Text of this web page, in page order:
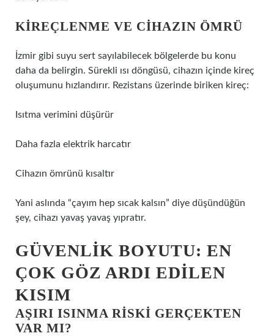
KIREÇLENME VE CIHAZIN ÖMRÜ
İzmir gibi suyu sert sayılabilecek bölgelerde bu konu
daha da belirgin. Sürekli ısı döngüsü, cihazın içinde kireç
oluşumunu hızlandırır. Rezistans üzerinde biriken kireç:
Isıtma verimini düşürür
Daha fazla elektrik harcatır
Cihazın ömrünü kısaltır
Yani aslında “çayım hep sıcak kalsın” diye düşündüğün
şey, cihazı yavaş yavaş yıpratır.
GÜVENLIK BOYUTU: EN
ÇOK GÖZ ARDI EDILEN
KISIM
AŞIRI ISINMA RISKI GERÇEKTEN
VAR MI?